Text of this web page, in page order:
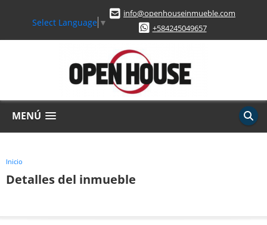
Select Language ▼
info@openhouseinmueble.com
+584245049657
MENÚ
Inicio
Detalles del inmueble